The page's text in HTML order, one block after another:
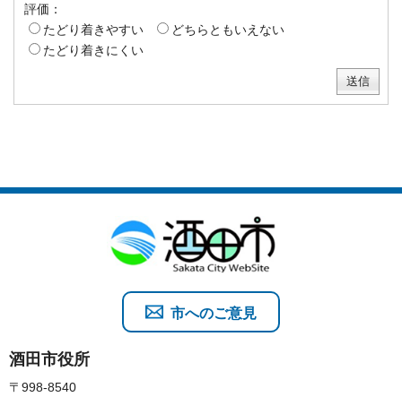
評価：
たどり着きやすい
どちらともいえない
たどり着きにくい
酒田市役所
〒998-8540
市へのご意見